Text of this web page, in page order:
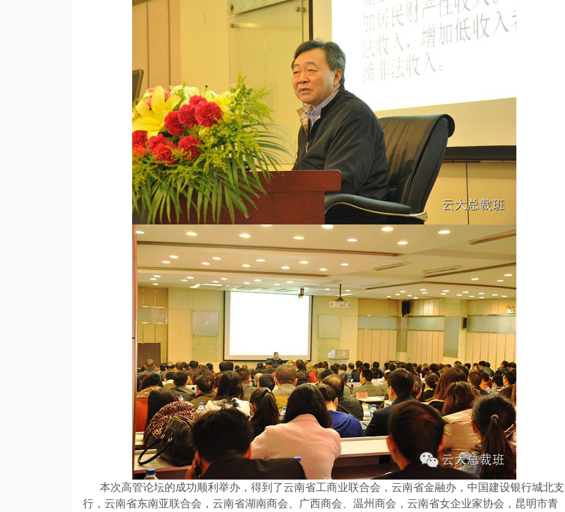
本次高管论坛的成功顺利举办，得到了云南省工商业联合会，云南省金融办，中国建设银行城北支
行，云南省东南亚联合会，云南省湖南商会、广西商会、温州商会，云南省女企业家协会，昆明市青